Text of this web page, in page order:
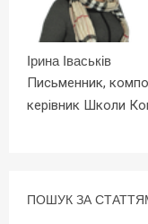
Ірина Іваськів
Письменник,
керівник Школи
ПОШУК ЗА